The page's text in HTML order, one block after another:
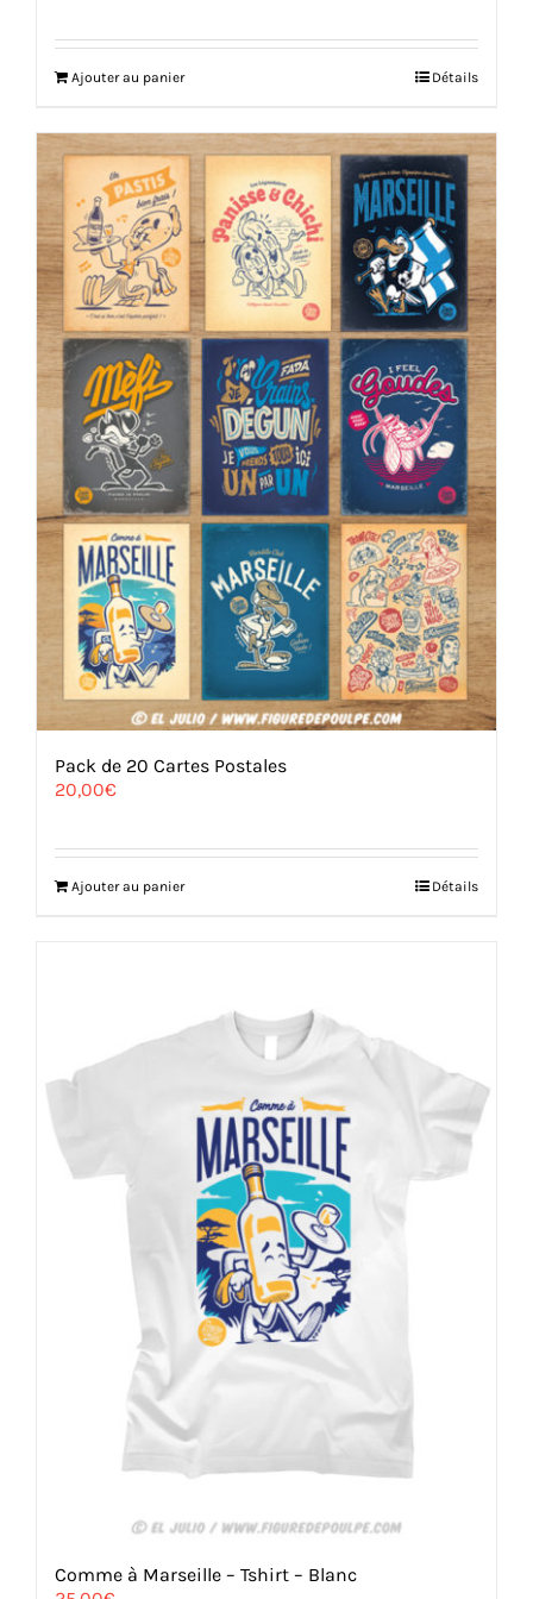
Ajouter au panier Détails
Pack de 20 Cartes Postales
20,00€
Ajouter au panier Détails
Comme à Marseille – Tshirt – Blanc